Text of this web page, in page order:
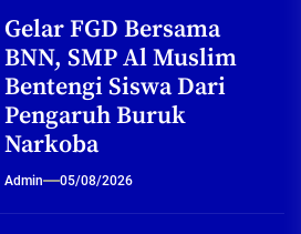
Gelar FGD Bersama
BNN, SMP Al Muslim
Bentengi Siswa Dari
Pengaruh Buruk
Narkoba
Admin 05/08/2026